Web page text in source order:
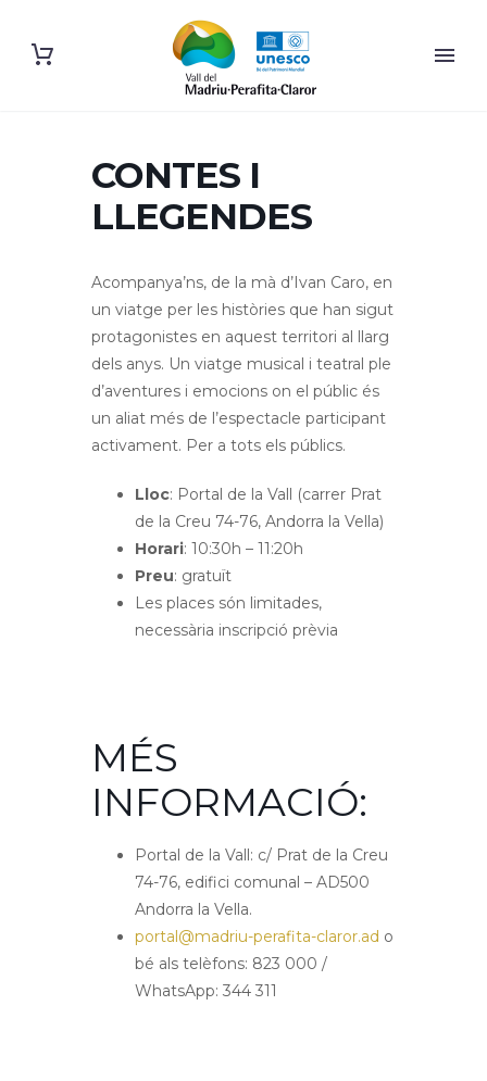
CONTES I
LLEGENDES
Acompanya’ns, de la mà d’Ivan Caro, en
un viatge per les històries que han sigut
protagonistes en aquest territori al llarg
dels anys. Un viatge musical i teatral ple
d’aventures i emocions on el públic és
un aliat més de l’espectacle participant
activament. Per a tots els públics.
Lloc: Portal de la Vall (carrer Prat
de la Creu 74-76, Andorra la Vella)
Horari: 10:30h – 11:20h
Preu: gratuït
Les places són limitades,
necessària inscripció prèvia
MÉS
INFORMACIÓ:
Portal de la Vall: c/ Prat de la Creu
74-76, edifici comunal – AD500
Andorra la Vella.
portal@madriu-perafita-claror.ad o
bé als telèfons: 823 000 /
WhatsApp: 344 311